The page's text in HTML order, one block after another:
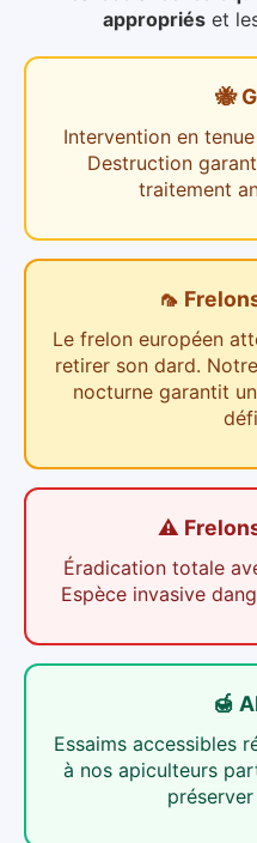
appropriés et
🐝
Intervention en
Destruction
traitement
🦟
Le frelon européen
retirer son dard.
nocturne garantit
⚠️
Éradication totale
Espèce invasive
🍯
Essaims accessibles
à nos apiculteurs